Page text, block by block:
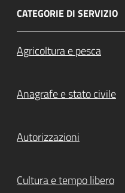
CATEGORIE DI SERVIZIO
Agricoltura e pesca
Anagrafe e stato civile
Autorizzazioni
Cultura e tempo libero